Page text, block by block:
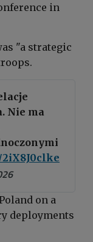
in
"a strategic
Nie ma
on a
deployments